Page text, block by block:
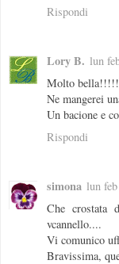
Rispondi
Lory B. lun
Molto
Ne mangerei
Un bacione e
Rispondi
simona lun
Che crostata
vcannello....
Vi comunico
Bravissima,